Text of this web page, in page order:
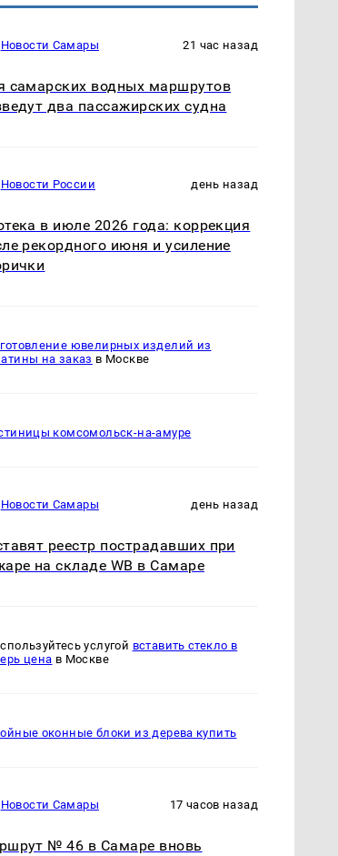
Новости Самары 21 час назад
самарских водных маршрутов
два пассажирских судна
Новости России день назад
в июле 2026 года: коррекция
рекордного июня и усиление
ювелирных изделий из
на заказ в Москве
комсомольск-на-амуре
Новости Самары день назад
реестр пострадавших при
на складе WB в Самаре
услугой вставить стекло в
цена в Москве
оконные блоки из дерева купить
Новости Самары 17 часов назад
№ 46 в Самаре вновь